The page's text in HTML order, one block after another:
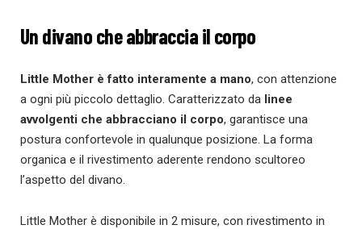
Un divano che abbraccia il corpo
Little Mother è fatto interamente a mano, con attenzione
a ogni più piccolo dettaglio. Caratterizzato da linee
avvolgenti che abbracciano il corpo, garantisce una
postura confortevole in qualunque posizione. La forma
organica e il rivestimento aderente rendono scultoreo
l’aspetto del divano.
Little Mother è disponibile in 2 misure, con rivestimento in